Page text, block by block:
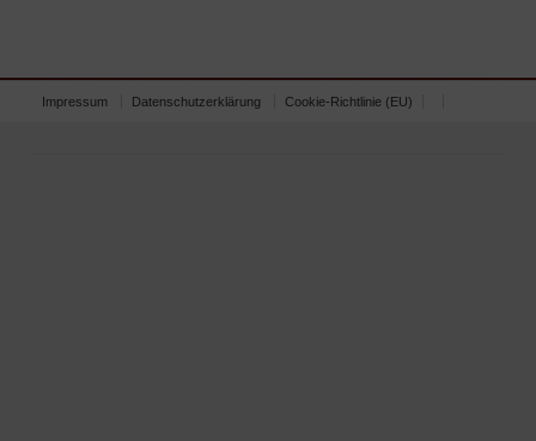
Impressum Datenschutzerklärung Cookie-Richtlinie (EU)